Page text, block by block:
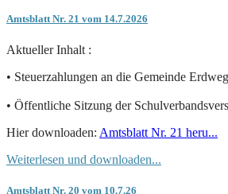
Amtsblatt Nr. 21 vom 14.7.2026
Aktueller Inhalt :
• Steuerzahlungen an die Gemeinde
• Öffentliche Sitzung der
Hier downloaden: Amtsblatt Nr. 21 heru...
Weiterlesen und downloaden...
Amtsblatt Nr. 20 vom 10.7.26